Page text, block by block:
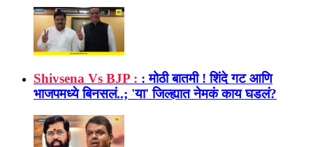
Shivsena Vs BJP : : मोठी बातमी ! शिंदे गट आणि
भाजपमध्ये बिनसलं..; 'या' जिल्ह्यात नेमकं काय घडलं?